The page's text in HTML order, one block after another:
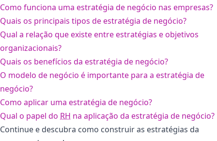
Como funciona uma estratégia de negócio nas empresas?
Quais os principais tipos de estratégia de negócio?
Qual a relação que existe entre estratégias e objetivos
organizacionais?
Quais os benefícios da estratégia de negócio?
O modelo de negócio é importante para a estratégia de
negócio?
Como aplicar uma estratégia de negócio?
Qual o papel do RH na aplicação da estratégia de negócio?
Continue e descubra como construir as estratégias da